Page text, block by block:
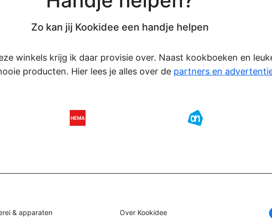
Zo kan jij Kookidee een handje helpen
winkels krijg ik daar provisie over. Naast kookboeken en
producten. Hier lees je alles over de partners en
& apparaten Over Kookidee